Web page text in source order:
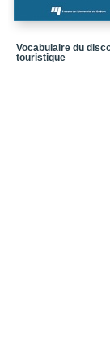
Vocabulaire du
touristique